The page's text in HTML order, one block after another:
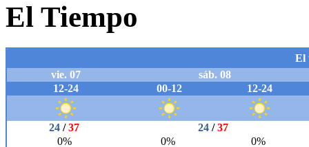
El Tiempo